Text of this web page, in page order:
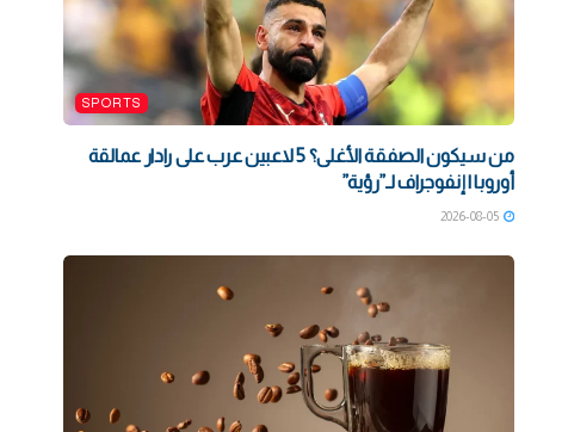
SPORTS
من سيكون الصفقة الأغلى؟ 5 لاعبين عرب على رادار عمالقة
أوروبا | إنفوجراف لـ”رؤية”
2026-08-05